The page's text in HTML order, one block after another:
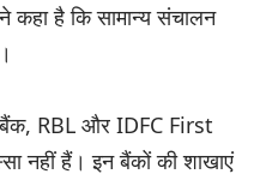
कहा है कि सामान्य संचालन
RBL और IDFC First
नहीं हैं। इन बैंकों की शाखाएं